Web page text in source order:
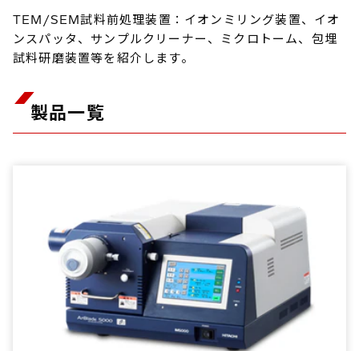
TEM/SEM試料前処理装置：イオンミリング装置、イオ
ンスパッタ、サンプルクリーナー、ミクロトーム、包埋
試料研磨装置等を紹介します。
製品一覧